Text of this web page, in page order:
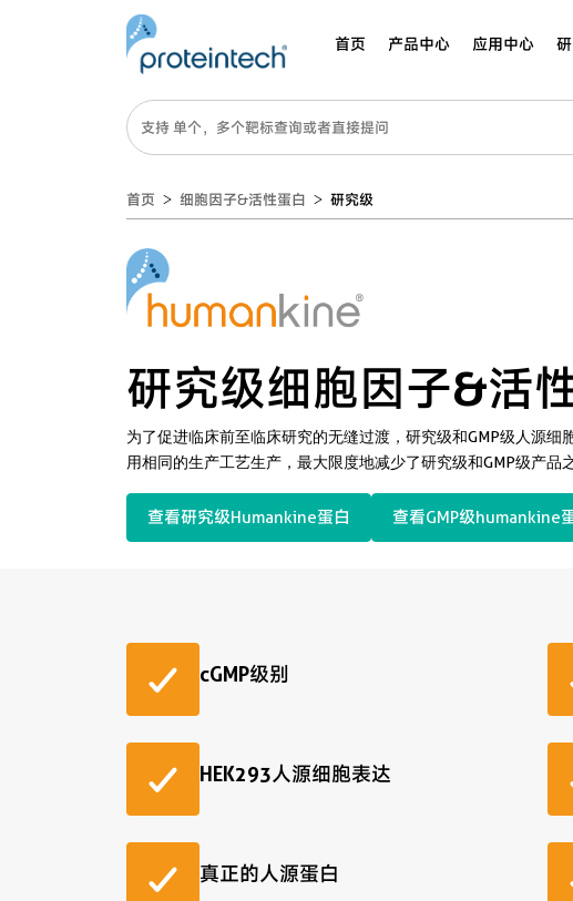
首页 产品中心 应用中心
首页 细胞因子&活性蛋白 研究级
研究级细胞因子&活
为了促进临床前至临床研究的无缝过渡，研究级和GMP级人源细
用相同的生产工艺生产，最大限度地减少了研究级和GMP级产品
查看研究级Humankine蛋白 查看GMP级humankine
cGMP级别
HEK293人源细胞表达
真正的人源蛋白